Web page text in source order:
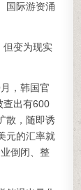
国际游资涌
但变为现实
，韩国官
查出有600
散，随即诱
元的汇率就
倒闭、整